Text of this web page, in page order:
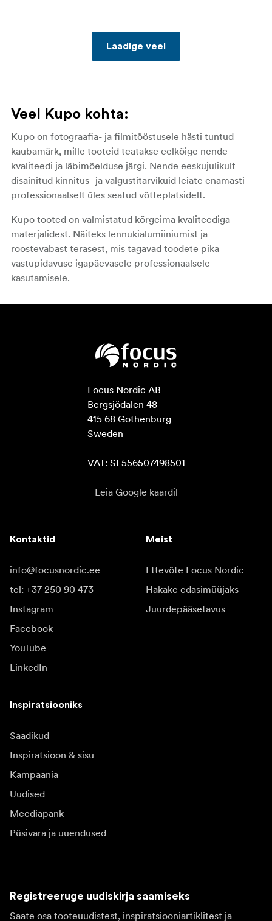
Laadige veel
Veel Kupo kohta:
Kupo on fotograafia- ja filmitööstusele hästi tuntud
kaubamärk, mille tooteid teatakse eelkõige nende
kvaliteedi ja läbimõelduse järgi. Nende eeskujulikult
disainitud kinnitus- ja valgustitarvikuid leiate enamasti
professionaalselt üles seatud võtteplatsidelt.
Kupo tooted on valmistatud kõrgeima kvaliteediga
materjalidest. Näiteks lennukialumiiniumist ja
roostevabast terasest, mis tagavad toodete pika
vastupidavuse igapäevasele professionaalsele
kasutamisele.
Focus Nordic AB
Bergsjödalen 48
415 68 Gothenburg
Sweden
VAT: SE556507498501
Leia Google kaardil
Kontaktid
info@focusnordic.ee
tel: +37 250 90 473
Instagram
Facebook
YouTube
LinkedIn
Meist
Ettevõte Focus Nordic
Hakake edasimüüjaks
Juurdepääsetavus
Inspiratsiooniks
Saadikud
Inspiratsioon & sisu
Kampaania
Uudised
Meediapank
Püsivara ja uuendused
Registreeruge uudiskirja saamiseks
Saate osa tooteuudistest, inspiratsiooniartiklitest ja